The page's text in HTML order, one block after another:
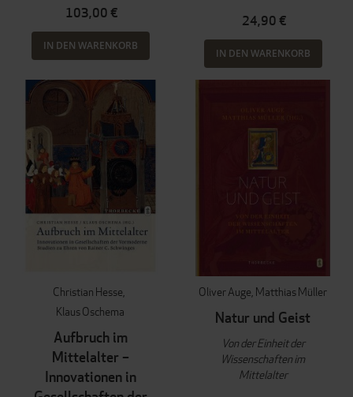
103,00 €
IN DEN WARENKORB
24,90 €
IN DEN WARENKORB
Christian Hesse
Klaus Oschema
Aufbruch im
Mittelalter –
Innovationen in
Oliver Auge Matthias Müller
Natur und Geist
Von der Einheit der
Wissenschaften im
Mittelalter